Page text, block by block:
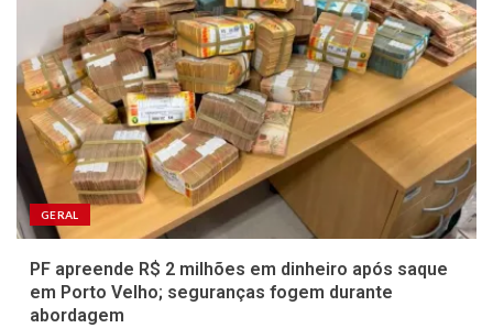
GERAL
PF apreende R$ 2 milhões em dinheiro após saque
em Porto Velho; seguranças fogem durante
abordagem